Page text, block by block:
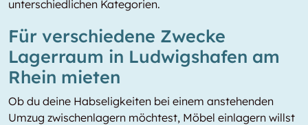
unterschiedlichen Kategorien.
Für verschiedene Zwecke
Lagerraum in Ludwigshafen am
Rhein mieten
Ob du deine Habseligkeiten bei einem anstehenden
Umzug zwischenlagern möchtest, Möbel einlagern willst